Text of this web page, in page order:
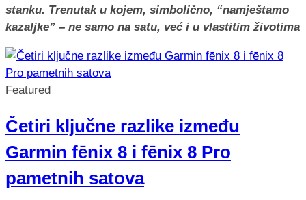
stanku. Trenutak u kojem, simbolično, “namještamo
kazaljke” – ne samo na satu, već i u vlastitim životima
Featured
Četiri ključne razlike između
Garmin fēnix 8 i fēnix 8 Pro
pametnih satova